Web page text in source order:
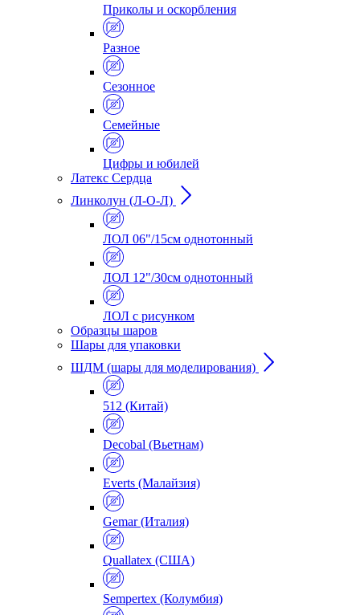
Приколы и оскорбления
Разное
Сезонное
Семейные
Цифры и юбилей
Латекс Сердца
Линколун (Л-О-Л)
ЛОЛ 06"/15см однотонный
ЛОЛ 12"/30см однотонный
ЛОЛ с рисунком
Образцы шаров
Шары для упаковки
ШДМ (шары для моделирования)
512 (Китай)
Decobal (Вьетнам)
Everts (Малайзия)
Gemar (Италия)
Quallatex (США)
Sempertex (Колумбия)